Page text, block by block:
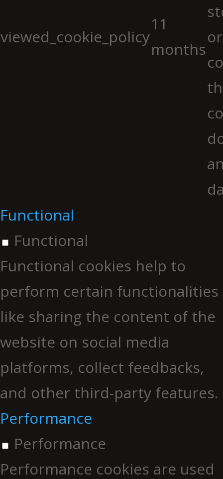
viewed_cookie_policy
11
months
Functional
Functional
Functional cookies help to
perform certain functionalities
like sharing the content of the
website on social media
platforms, collect feedbacks,
and other third-party features.
Performance
Performance
Performance cookies are used